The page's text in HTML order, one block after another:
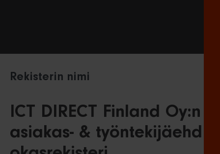
Rekisterin nimi
ICT DIRECT Finland Oy:n
asiakas- & työntekijäehd